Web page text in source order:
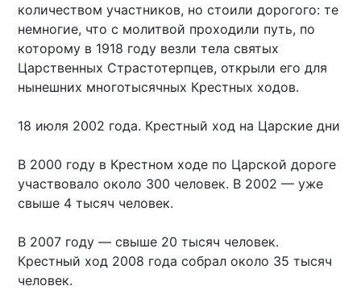
количеством участников, но стоили дорогого: те
немногие, что с молитвой проходили путь, по
которому в 1918 году везли тела святых
Царственных Страстотерпцев, открыли его для
нынешних многотысячных Крестных ходов.
18 июля 2002 года. Крестный ход на Царские дни
В 2000 году в Крестном ходе по Царской дороге
участвовало около 300 человек. В 2002 — уже
свыше 4 тысяч человек.
В 2007 году — свыше 20 тысяч человек.
Крестный ход 2008 года собрал около 35 тысяч
человек.